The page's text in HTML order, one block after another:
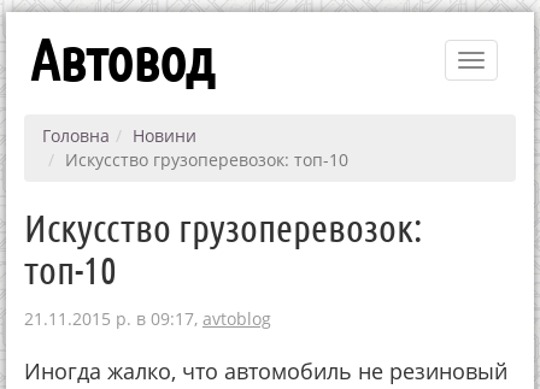
Toggle
Автовод
Головна
Новини
Искусство грузоперевозок: топ-10
Искусство грузоперевозок:
топ-10
21.11.2015 р. в 09:17, avtoblog
Иногда жалко, что автомобиль не резиновый